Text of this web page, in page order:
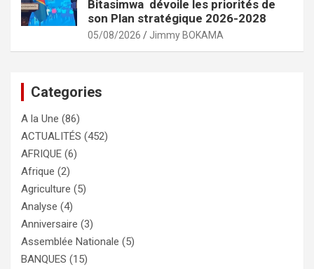
Bitasimwa dévoile les priorités de
son Plan stratégique 2026-2028
05/08/2026 Jimmy BOKAMA
Categories
A la Une (86)
ACTUALITÉS (452)
AFRIQUE (6)
Afrique (2)
Agriculture (5)
Analyse (4)
Anniversaire (3)
Assemblée Nationale (5)
BANQUES (15)